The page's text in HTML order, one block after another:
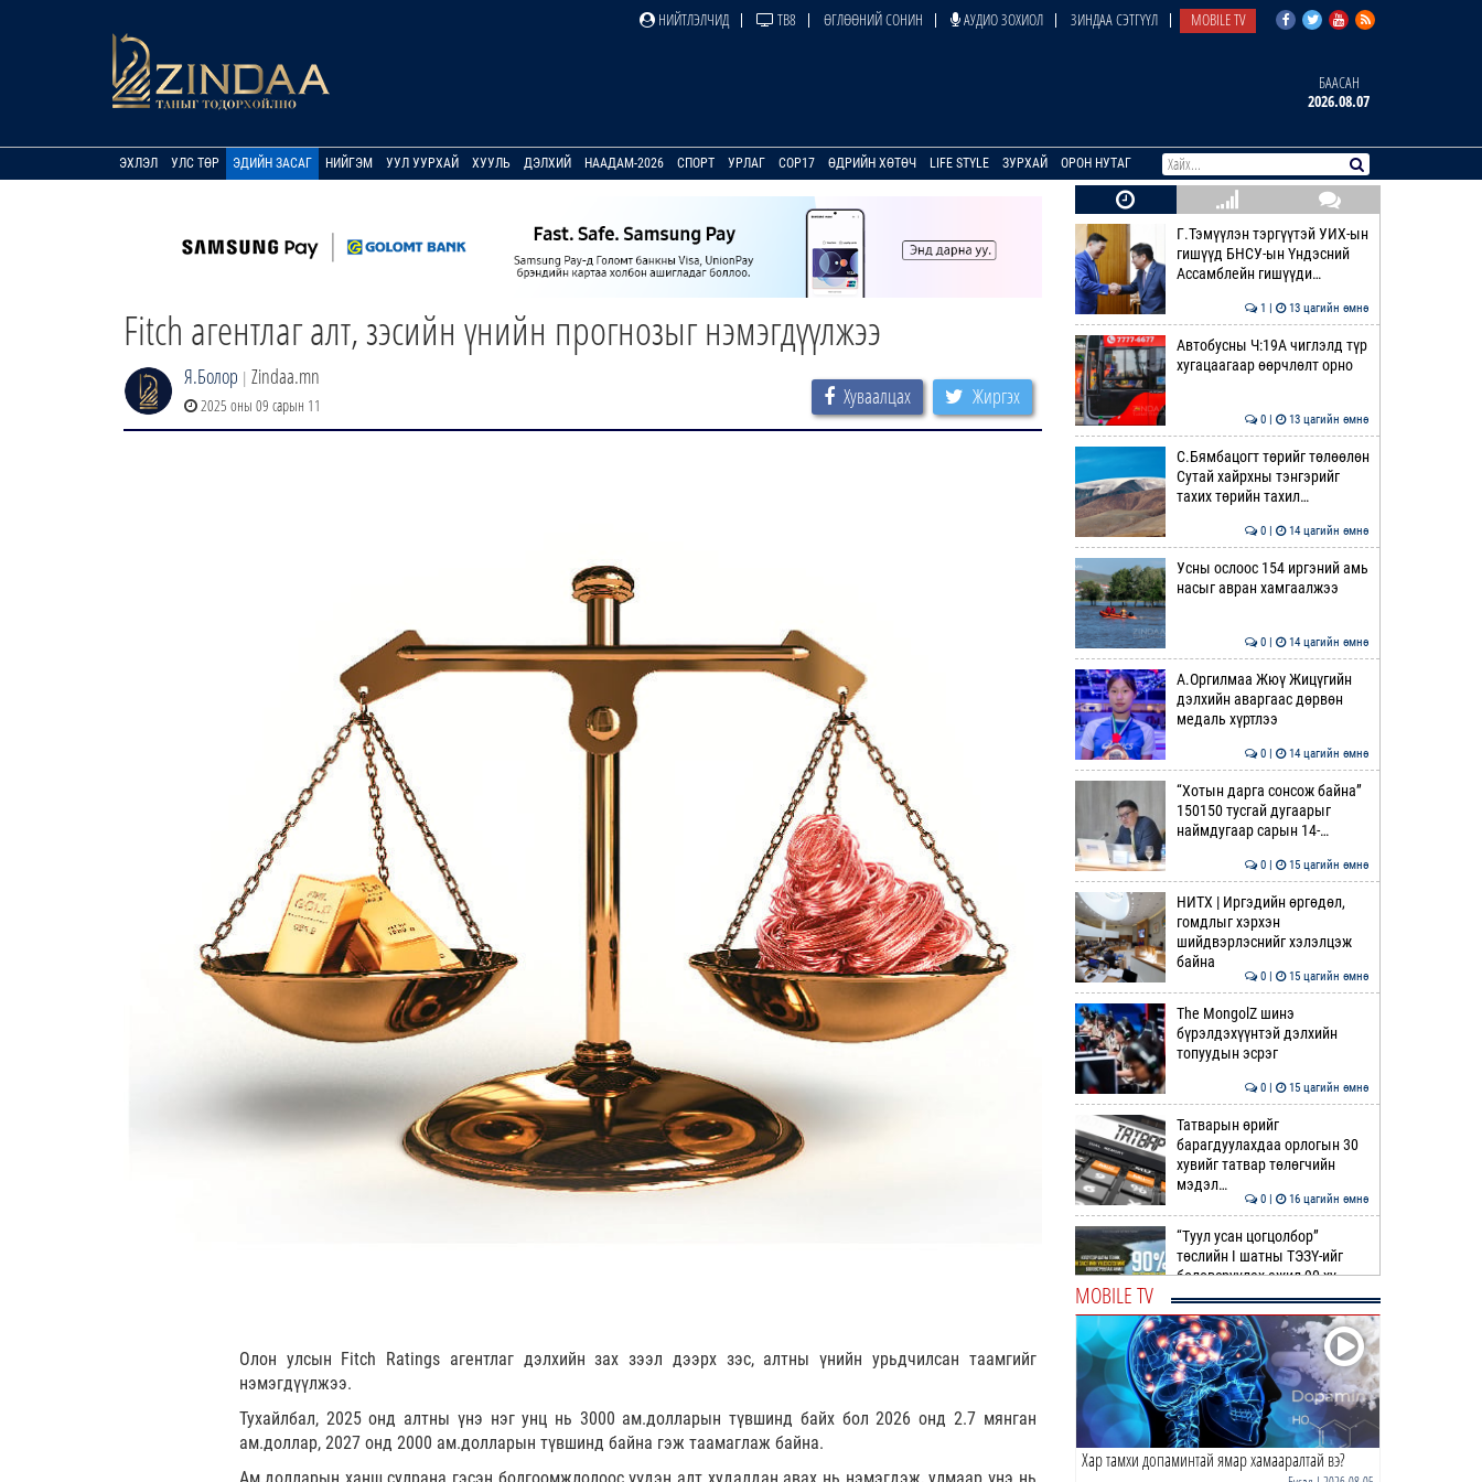
НИЙТЛЭЛЧИД ТВ8 ӨГЛӨӨНИЙ СОНИН АУДИО ЗОХИОЛ ЗИНДАА СЭТГҮҮЛ MOBILE TV
БААСАН
2026.08.07
ЭХЛЭЛ УЛС ТӨР ЭДИЙН ЗАСАГ НИЙГЭМ УУЛ УУРХАЙ ХУУЛЬ ДЭЛХИЙ НААДАМ-2026 СПОРТ УРЛАГ COP17 ӨДРИЙН ХӨТӨЧ LIFE STYLE ЗУРХАЙ ОРОН НУТАГ
Fitch агентлаг алт, зэсийн үнийн прогнозыг нэмэгдүүлжээ
Я.Болор | Zindaa.mn
2025 оны 09 сарын 11 Хуваалцах Жиргэх
Олон улсын Fitch Ratings агентлаг дэлхийн зах зээл дээрх зэс, алтны үнийн урьдчилсан таамгийг
нэмэгдүүлжээ.
Тухайлбал, 2025 онд алтны үнэ нэг унц нь 3000 ам.долларын түвшинд байх бол 2026 онд 2.7 мянган
ам.доллар, 2027 онд 2000 ам.долларын түвшинд байна гэж таамаглаж байна.
Г.Тэмүүлэн тэргүүтэй УИХ-ын
гишүүд БНСУ-ын Үндэсний
Ассамблейн гишүүди…
1 | 13 цагийн өмнө
Автобусны Ч:19А чиглэлд түр
хугацаагаар өөрчлөлт орно
0 | 13 цагийн өмнө
С.Бямбацогт төрийг төлөөлөн
Сутай хайрхны тэнгэрийг
тахих төрийн тахил…
0 | 14 цагийн өмнө
Усны ослоос 154 иргэний амь
насыг авран хамгаалжээ
0 | 14 цагийн өмнө
А.Оргилмаа Жюү Жицүгийн
дэлхийн аваргаас дөрвөн
медаль хүртлээ
0 | 14 цагийн өмнө
“Хотын дарга сонсож байна”
150150 тусгай дугаарыг
наймдугаар сарын 14-…
0 | 15 цагийн өмнө
НИТХ | Иргэдийн өргөдөл,
гомдлыг хэрхэн
шийдвэрлэснийг хэлэлцэж
байна
0 | 15 цагийн өмнө
The MongolZ шинэ
бүрэлдэхүүнтэй дэлхийн
топуудын эсрэг
0 | 15 цагийн өмнө
Татварын өрийг
барагдуулахдаа орлогын 30
хувийг татвар төлөгчийн
мэдэл…
0 | 16 цагийн өмнө
“Туул усан цогцолбор”
төслийн I шатны ТЭЗҮ-ийг
боловсруулах ажил 90 ху…
Нийслэлийн иргэдийн
Төлөөлөгчдийн Хурлын
Ээлжит VIII хуралдаан
эхэллээ
0 | 16 цагийн өмнө
ТОО | Гадаад валютын нөөц
MOBILE TV
Хар тамхи допаминтай ямар хамааралтай вэ?